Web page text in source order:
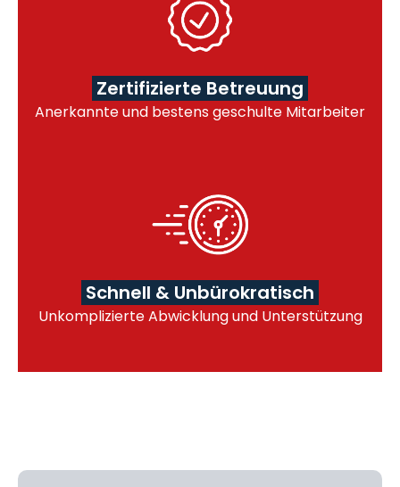
Zertifizierte Betreuung
Anerkannte und bestens geschulte Mitarbeiter
Schnell & Unbürokratisch
Unkomplizierte Abwicklung und Unterstützung